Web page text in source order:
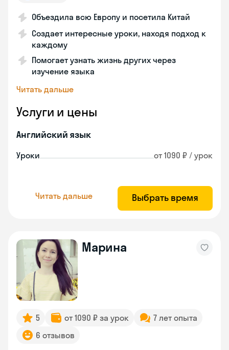
Объездила всю Европу и посетила Китай
Создает интересные уроки, находя подход к
каждому
Помогает узнать жизнь других через
изучение языка
Читать дальше
Услуги и цены
Английский язык
Уроки от 1090 ₽ / урок
Читать дальше Выбрать время
Марина
5 от 1090 ₽ за урок
7 лет опыта
6 отзывов